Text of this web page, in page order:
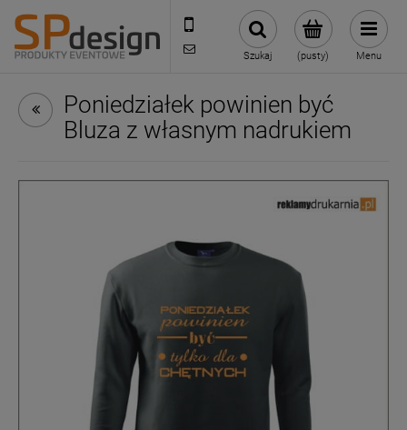
221002030
sklep@reklamydrukarnia.pl
(pusty)
Szukaj Menu
Poniedziałek powinien być
Bluza z własnym nadrukiem